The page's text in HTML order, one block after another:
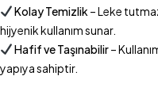
Kolay Temizlik – Leke
hijyenik kullanım sunar.
Hafif ve Taşınabilir–
yapıya sahiptir.